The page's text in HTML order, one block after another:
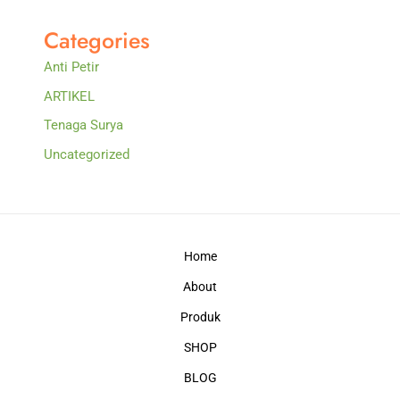
Categories
Anti Petir
ARTIKEL
Tenaga Surya
Uncategorized
Home
About
Produk
SHOP
BLOG